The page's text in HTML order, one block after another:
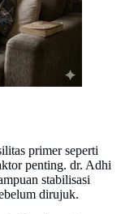
primer seperti
penting. dr. Adhi
stabilisasi
dirujuk.